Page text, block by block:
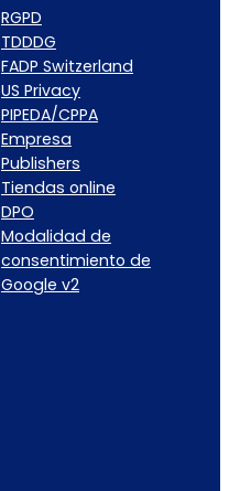
RGPD
TDDDG
FADP Switzerland
US Privacy
PIPEDA/CPPA
Empresa
Publishers
Tiendas online
DPO
Modalidad de
consentimiento de
Google v2